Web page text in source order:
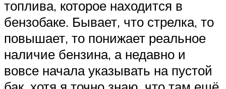
топлива, которое находится в
бензобаке. Бывает, что стрелка, то
повышает, то понижает реальное
наличие бензина, а недавно и
вовсе начала указывать на пустой